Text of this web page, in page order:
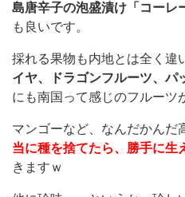
島唐辛子の泡盛漬け「コーレ
も良いです。
採れる果物も内地とは全く違
イヤ、ドラゴンフルーツ、パ
にも南国って感じのフルーツ
マンゴーなど、なんだかんだ
当に種を捨てたら、勝手に生
きますｗ